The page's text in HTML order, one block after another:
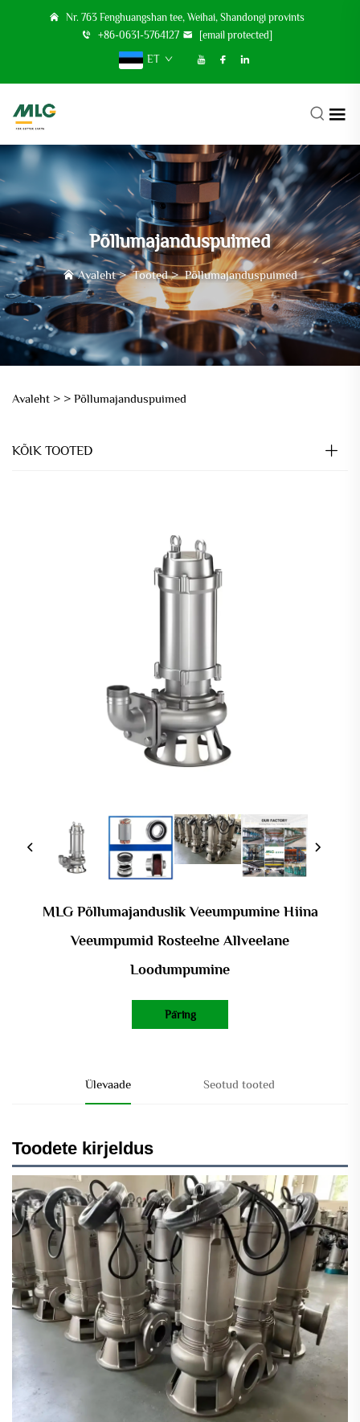
Nr. 763 Fenghuangshan tee, Weihai, Shandongi provints
+86-0631-5764127
[email protected]
ET
Põllumajanduspuimed
Avaleht>Tooted>Põllumajanduspuimed
Avaleht > > Põllumajanduspuimed
KÕIK TOOTED
MLG Põllumajanduslik Veeumpumine Hiina
Veeumpumid Rosteelne Allveelane
Loodumpumine
Päring
Ülevaade Seotud tooted
Toodete kirjeldus